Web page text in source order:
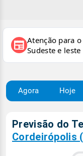
newspaper Atenção para
Sudeste e
Agora Hoje
Previsão do
Cordeirópolis